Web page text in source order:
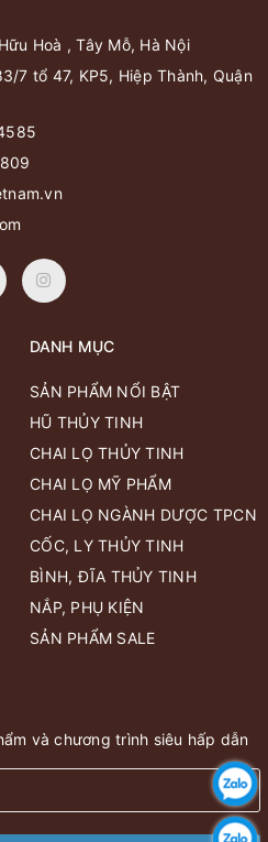
Hoà , Tây Mỗ, Hà Nội
7 tổ 47, KP5, Hiệp Thành, Quận
DANH MỤC
SẢN PHẨM NỔI BẬT
HŨ THỦY TINH
CHAI LỌ THỦY TINH
CHAI LỌ MỸ PHẨM
CHAI LỌ NGÀNH DƯỢC TPCN
CỐC, LY THỦY TINH
BÌNH, ĐĨA THỦY TINH
NẮP, PHỤ KIỆN
SẢN PHẨM SALE
và chương trình siêu hấp dẫn